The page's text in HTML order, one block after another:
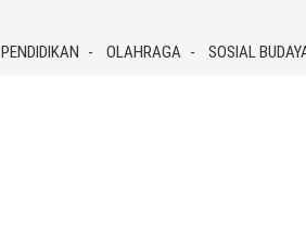
PENDIDIKAN OLAHRAGA SOSIAL